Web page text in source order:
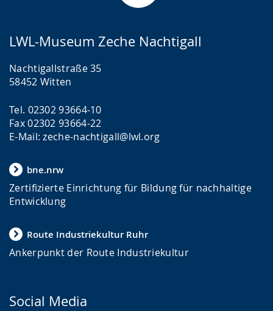
LWL-Museum Zeche Nachtigall
Nachtigallstraße 35
58452 Witten
Tel. 02302 93664-10
Fax 02302 93664-22
E-Mail: zeche-nachtigall@lwl.org
bne.nrw
Zertifizierte Einrichtung für Bildung für nachhaltige
Entwicklung
Route Industriekultur Ruhr
Ankerpunkt der Route Industriekultur
Social Media